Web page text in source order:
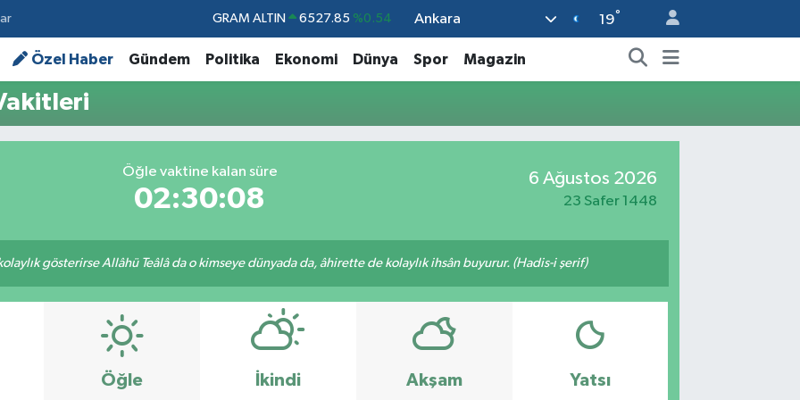
GRAM ALTIN 6527.85 %0.54
BİST100 13.703 %11
BITCOIN 64.927,78 %1.32
STERLİN
Ankara 19°
Özel Haber Gündem Politika Ekonomi Dünya Spor Magazin
Öğle vaktine kalan süre
02:30:08
6 Ağustos 2026
23 Safer 1448
gösterirse Allâhü Teâlâ da o kimseye dünyada da, âhirette de kolaylık ihsân buyurur. (Hadis-i şerif)
Öğle İkindi Akşam Yatsı